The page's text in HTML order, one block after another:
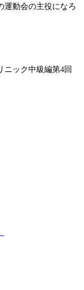
運動会の主役になろ
ニック中級編第4回